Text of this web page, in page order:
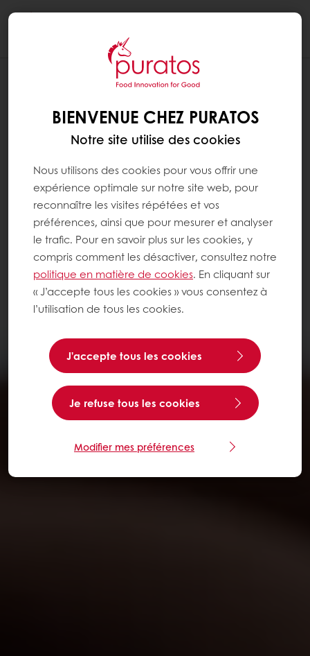
BIENVENUE CHEZ PURATOS
Notre site utilise des cookies
Nous utilisons des cookies pour vous offrir une
expérience optimale sur notre site web, pour
reconnaître les visites répétées et vos
préférences, ainsi que pour mesurer et analyser
le trafic. Pour en savoir plus sur les cookies, y
compris comment les désactiver, consultez notre
politique en matière de cookies. En cliquant sur
« J’accepte tous les cookies » vous consentez à
l’utilisation de tous les cookies.
J’accepte tous les cookies
Je refuse tous les cookies
Modifier mes préférences